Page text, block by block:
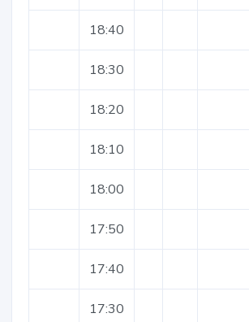
18:40
18:30
18:20
18:10
18:00
17:50
17:40
17:30